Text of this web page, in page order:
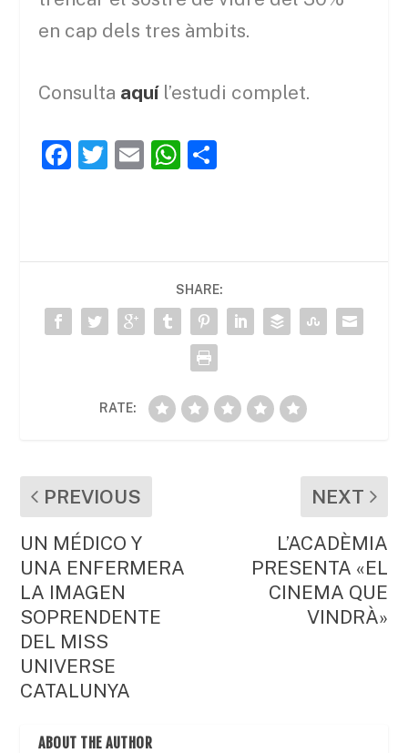
en cap dels tres àmbits.
Consulta aquíl’estudi complet.
F
b
o
o
T
E
W
A
p
p
ar
te
ix
SHARE:
RATE:
PREVIOUS
UN MÉDICO Y
UNA ENFERMERA
LA IMAGEN
SOPRENDENTE
DEL MISS
UNIVERSE
CATALUNYA
NEXT
L’ACADÈMIA
PRESENTA «EL
CINEMA QUE
VINDRÀ»
ABOUT THE AUTHOR